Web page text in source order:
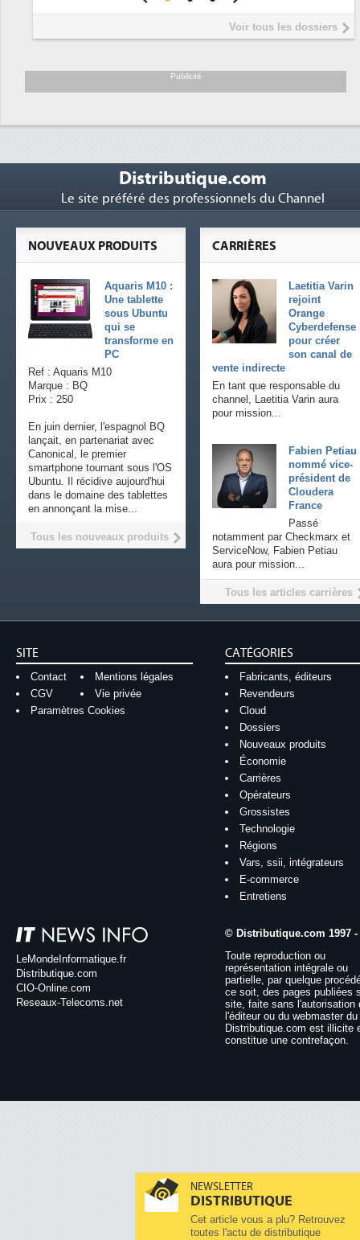
NEWSLETTER
DISTRIBUTIQUE
Cet article vous a plu? Retrouvez
toutes l'actu de distributique
soutient
Voir tous les dossiers
Publicité
Distributique.com
Le site préféré des professionnels du Channel
CARRIÈRES
Laetitia Varin
rejoint
Orange
Cyberdefense
pour créer
son canal de
vente indirecte
En tant que responsable du
channel, Laetitia Varin aura
pour mission...
Fabien Petiau
nommé vice-
président de
Cloudera
France
Passé
notamment par Checkmarx et
ServiceNow, Fabien Petiau
aura pour mission...
Tous les articles carrières
NOUVEAUX PRODUITS
Aquaris M10 :
Une tablette
sous Ubuntu
qui se
transforme en
PC
Ref : Aquaris M10
Marque : BQ
Prix : 250
En juin dernier, l'espagnol BQ
lançait, en partenariat avec
Canonical, le premier
smartphone tournant sous l'OS
Ubuntu. Il récidive aujourd'hui
dans le domaine des tablettes
en annonçant la mise...
Tous les nouveaux produits
SITE
Contact
Mentions légales
CGV
Vie privée
Paramètres Cookies
CATÉGORIES
Fabricants, éditeurs
Revendeurs
Cloud
Dossiers
Nouveaux produits
Économie
Carrières
Opérateurs
Grossistes
Technologie
Régions
Vars, ssii, intégrateurs
E-commerce
Entretiens
LeMondeInformatique.fr
Distributique.com
CIO-Online.com
Reseaux-Telecoms.net
© Distributique.com 1997 -
Toute reproduction ou
représentation intégrale ou
partielle, par quelque
ce soit, des pages publiées
site, faite sans l'autorisation
l'éditeur ou du webmaster
Distributique.com est illicite
constitue une contrefaçon.